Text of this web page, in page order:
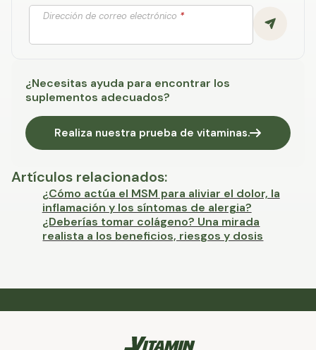
Dirección de correo electrónico *
¿Necesitas ayuda para encontrar los
suplementos adecuados?
Realiza nuestra prueba de vitaminas.
Artículos relacionados:
¿Cómo actúa el MSM para aliviar el dolor, la
inflamación y los síntomas de alergia?
¿Deberías tomar colágeno? Una mirada
realista a los beneficios, riesgos y dosis